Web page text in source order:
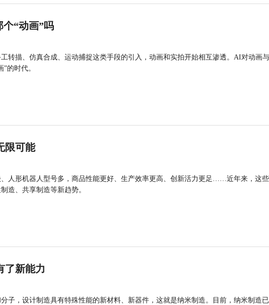
“动画”吗
转描、仿真合成、运动捕捉这类手段的引入，动画和实拍开始相互渗透。AI对动画
的时代。
限可能
人形机器人型号多，商品性能更好、生产效率更高、创新活力更足……近年来，这
造、共享制造等新趋势。
了新能力
子，设计制造具有特殊性能的新材料、新器件，这就是纳米制造。目前，纳米制造